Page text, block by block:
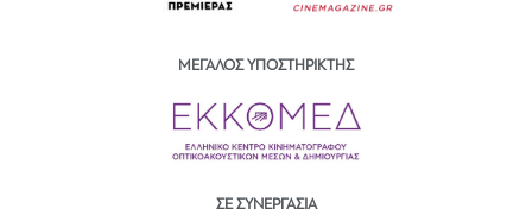
ΜΕΓΑΛΟΣ ΥΠΟΣΤΗΡΙΚΤΗΣ
ΣΕ ΣΥΝΕΡΓΑΣΙΑ